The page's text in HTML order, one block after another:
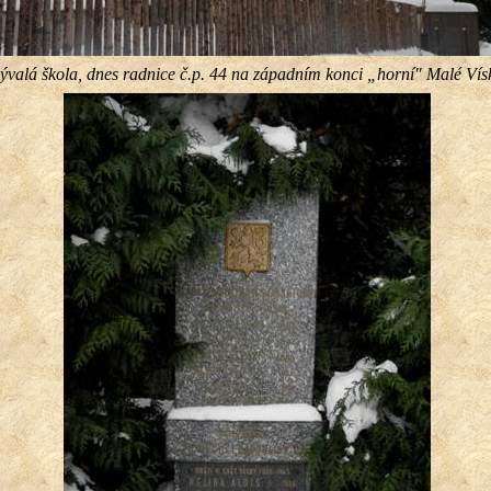
škola, dnes radnice č.p. 44 na západním konci „horní″ Malé